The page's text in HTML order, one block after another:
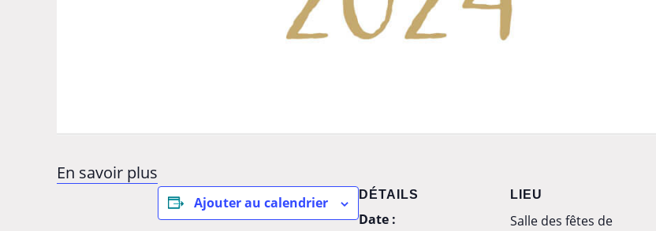
En savoir plus
Ajouter au calendrier DÉTAILS
Date :
LIEU
Salle des fêtes de